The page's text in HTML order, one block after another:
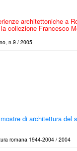
architettoniche a
collezione Francesco
n.9 / 2005
di architettura del
romana 1944-2004 / 2004